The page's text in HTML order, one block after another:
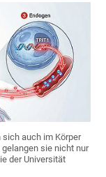
sich auch im Körper
sie nicht nur
der Universität